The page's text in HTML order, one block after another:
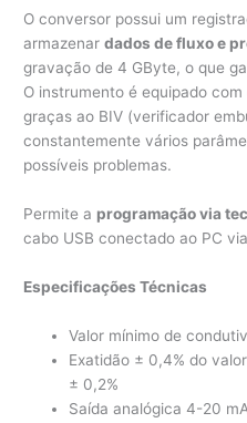
O conversor possui um
armazenardados de fluxo e
gravação de 4 GByte, o que
O instrumento é equipado com
graças ao BIV (verificador
constantemente vários
possíveis problemas.
Permite a programação via
cabo USB conectado ao PC
Especificações Técnicas
Valor mínimo de
Exatidão ± 0,4% do
± 0,2%
Saída analógica 4-20